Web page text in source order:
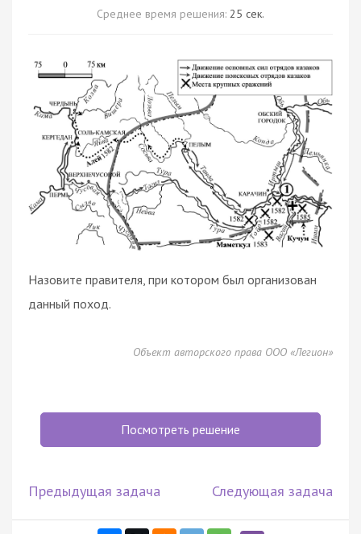
Среднее время решения: 25 сек.
Назовите правителя, при котором был организован
данный поход.
Объект авторского права ООО «Легион»
Посмотреть решение
Предыдущая задача Следующая задача